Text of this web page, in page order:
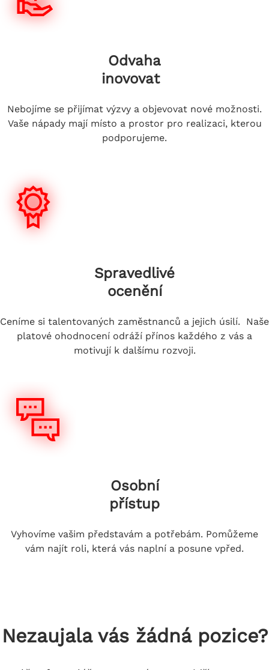
Odvaha
inovovat
Nebojíme se přijímat výzvy a objevovat nové možnosti.
Vaše nápady mají místo a prostor pro realizaci, kterou
podporujeme.
Spravedlivé
ocenění
Ceníme si talentovaných zaměstnanců a jejich úsilí. Naše
platové ohodnocení odráží přínos každého z vás a
motivují k dalšímu rozvoji.
Osobní
přístup
Vyhovíme vašim představám a potřebám. Pomůžeme
vám najít roli, která vás naplní a posune vpřed.
Nezaujala vás žádná pozice?